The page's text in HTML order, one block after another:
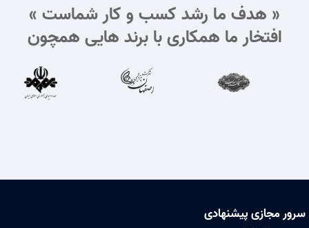
« هدف ما رشد کسب و کار شماست »
افتخار ما همکاری با برند هایی همچون
سرور مجازی پیشنهادی